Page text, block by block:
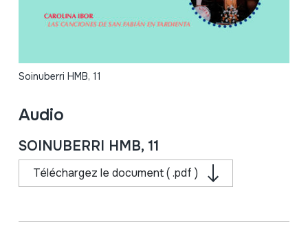
Soinuberri HMB, 11
Audio
SOINUBERRI HMB, 11
Téléchargez le document ( .pdf )